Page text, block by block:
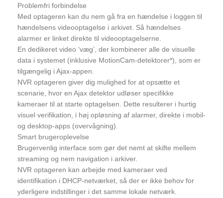
Problemfri forbindelse
Med optageren kan du nem gå fra en hændelse i loggen til
hændelsens videooptagelse i arkivet. Så hændelses
alarmer er linket direkte til videooptagelserne.
En dedikeret video ‘væg’, der kombinerer alle de visuelle
data i systemet (inklusive MotionCam-detektorer*), som er
tilgængelig i Ajax-appen.
NVR optageren giver dig mulighed for at opsætte et
scenarie, hvor en Ajax detektor udløser specifikke
kameraer til at starte optagelsen. Dette resulterer i hurtig
visuel verifikation, i høj opløsning af alarmer, direkte i mobil-
og desktop-apps (overvågning).
Smart brugeroplevelse
Brugervenlig interface som gør det nemt at skifte mellem
streaming og nem navigation i arkiver.
NVR optageren kan arbejde med kameraer ved
identifikation i DHCP-netværket, så der er ikke behov for
yderligere indstillinger i det samme lokale netværk.